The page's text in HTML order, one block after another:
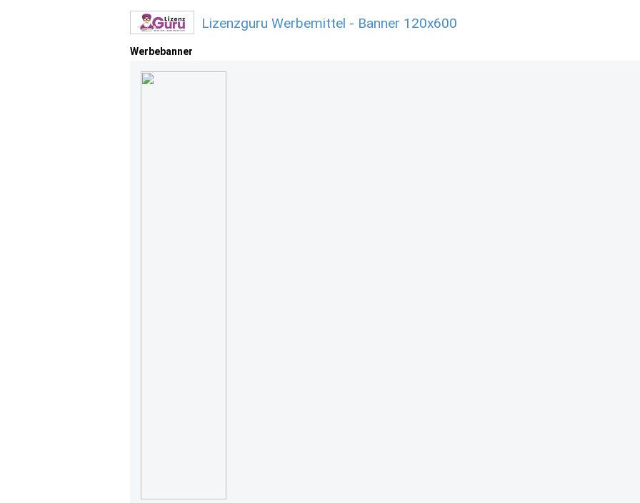
Lizenzguru Werbemittel - Banner 120x600
Werbebanner